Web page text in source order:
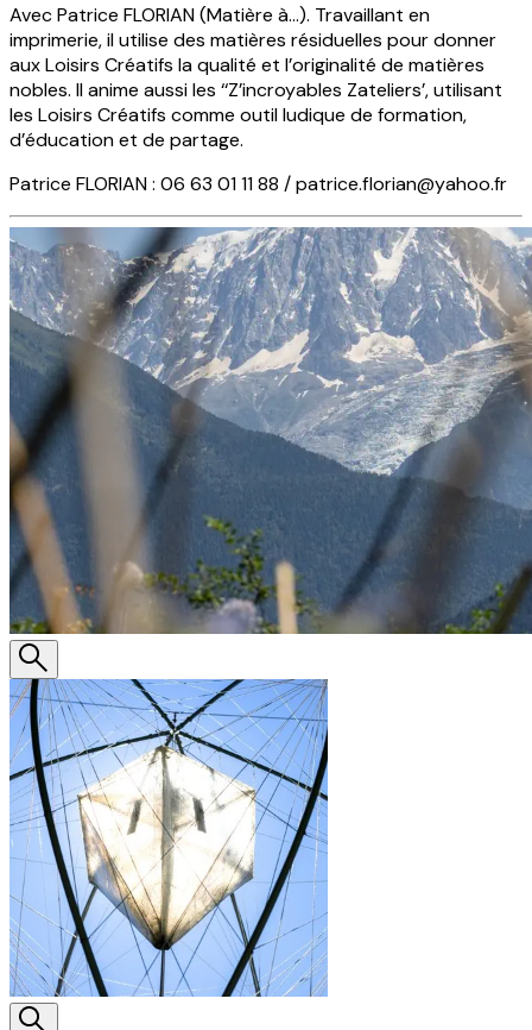
Avec Patrice FLORIAN (Matière à…). Travaillant en
imprimerie, il utilise des matières résiduelles pour donner
aux Loisirs Créatifs la qualité et l’originalité de matières
nobles. Il anime aussi les ‘‘Z’incroyables Zateliers’, utilisant
les Loisirs Créatifs comme outil ludique de formation,
d’éducation et de partage.
Patrice FLORIAN : 06 63 01 11 88 /patrice.florian@yahoo.fr